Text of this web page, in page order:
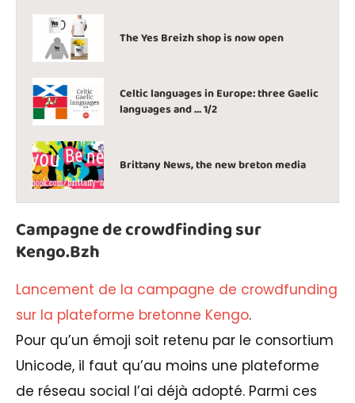
The Yes Breizh shop is now open
Celtic languages in Europe: three Gaelic
languages and … 1/2
Brittany News, the new breton media
Campagne de crowdfinding sur
Kengo.Bzh
Lancement de la campagne de crowdfunding
sur la plateforme bretonne Kengo.
Pour qu’un émoji soit retenu par le consortium
Unicode, il faut qu’au moins une plateforme
de réseau social l’ai déjà adopté. Parmi ces